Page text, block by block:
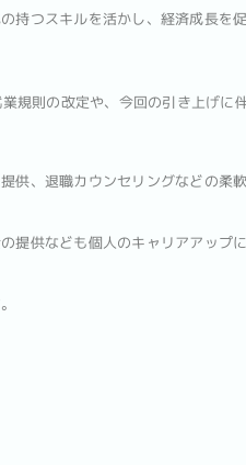
持つスキルを活かし、経済成長を
規則の改定や、今回の引き上げに
供、退職カウンセリングなどの柔
提供なども個人のキャリアアップ